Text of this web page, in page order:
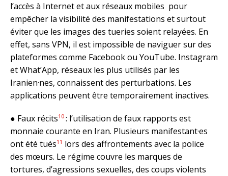
l’accès à Internet et aux réseaux mobiles pour
empêcher la visibilité des manifestations et surtout
éviter que les images des tueries soient relayées. En
effet, sans VPN, il est impossible de naviguer sur des
plateformes comme Facebook ou YouTube. Instagram
et What’App, réseaux les plus utilisés par les
Iranien·nes, connaissent des perturbations. Les
applications peuvent être temporairement inactives.
● Faux récits10 : l’utilisation de faux rapports est
monnaie courante en Iran. Plusieurs manifestant·es
ont été tués11 lors des affrontements avec la police
des mœurs. Le régime couvre les marques de
tortures, d’agressions sexuelles, des coups violents